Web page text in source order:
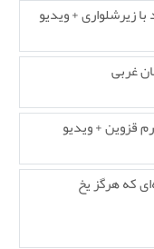
با زیرشلواری + ویدیو
غربی
قزوین + ویدیو
که هرگز یخ